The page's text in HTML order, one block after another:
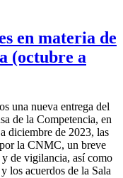
en materia de
(octubre a
una nueva entrega del
de la Competencia, en
diciembre de 2023, las
la CNMC, un breve
y de vigilancia, así como
los acuerdos de la Sala